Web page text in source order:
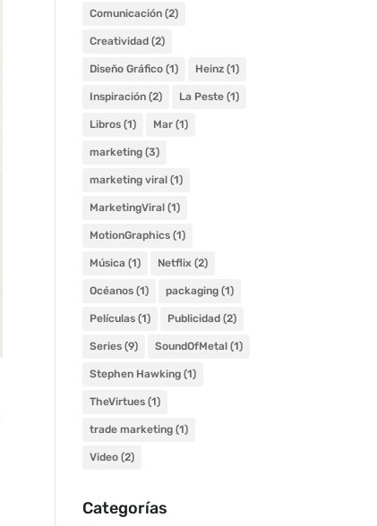
Comunicación (2)
Creatividad (2)
Diseño Gráfico (1) Heinz (1)
Inspiración (2) La Peste (1)
Libros (1) Mar (1)
marketing (3)
marketing viral (1)
MarketingViral (1)
MotionGraphics (1)
Música (1) Netflix (2)
Océanos (1) packaging (1)
Películas (1) Publicidad (2)
Series (9) SoundOfMetal (1)
Stephen Hawking (1)
TheVirtues (1)
trade marketing (1)
Video (2)
Categorías